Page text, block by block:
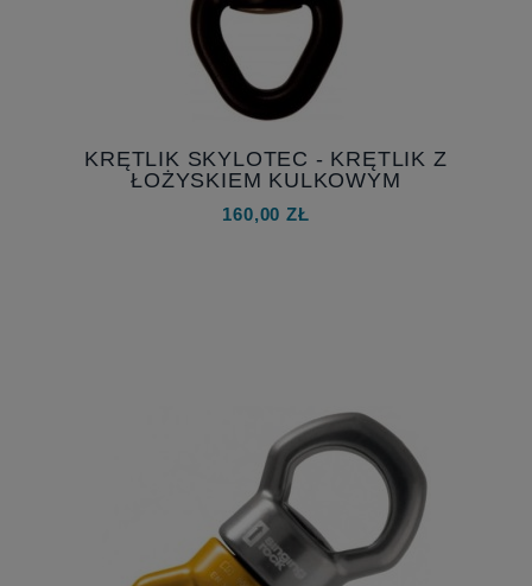
KRĘTLIK SKYLOTEC - KRĘTLIK Z
ŁOŻYSKIEM KULKOWYM
160,00 ZŁ